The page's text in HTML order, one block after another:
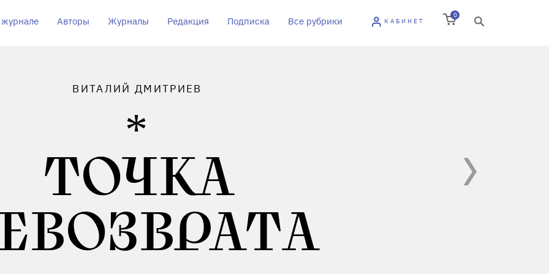
Авторы Журналы Редакция Подписка Все рубрики КАБИНЕТ
0
ВИТАЛИЙ ДМИТРИЕВ
ТОЧКА